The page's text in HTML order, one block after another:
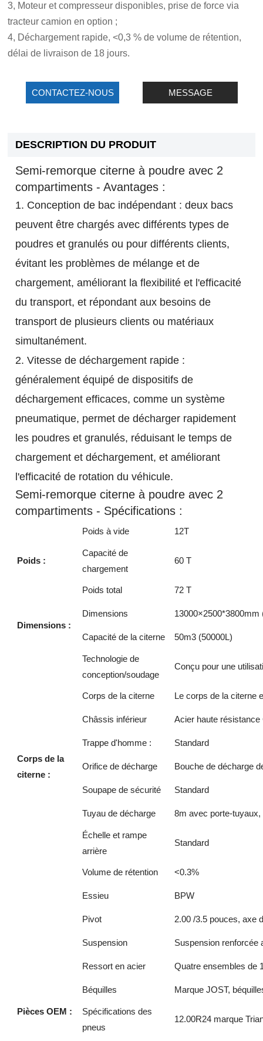
3, Moteur et compresseur disponibles, prise de force via
tracteur camion en option ;
4, Déchargement rapide, <0,3 % de volume de rétention,
délai de livraison de 18 jours.
CONTACTEZ-NOUS MESSAGE
DESCRIPTION DU PRODUIT
Semi-remorque citerne à poudre avec 2
compartiments - Avantages :
1. Conception de bac indépendant : deux bacs
peuvent être chargés avec différents types de
poudres et granulés ou pour différents clients,
évitant les problèmes de mélange et de
chargement, améliorant la flexibilité et l'efficacité
du transport, et répondant aux besoins de
transport de plusieurs clients ou matériaux
simultanément.
2. Vitesse de déchargement rapide :
généralement équipé de dispositifs de
déchargement efficaces, comme un système
pneumatique, permet de décharger rapidement
les poudres et granulés, réduisant le temps de
chargement et déchargement, et améliorant
l'efficacité de rotation du véhicule.
Semi-remorque citerne à poudre avec 2
compartiments - Spécifications :
Poids :
Poids à vide 12T
Capacité de
chargement
60 T
Poids total 72 T
Dimensions :
Dimensions 13000×2500*3800mm
Capacité de la citerne 50m3 (50000L)
Corps de la
citerne :
Technologie de
conception/soudage
Conçu pour une
Corps de la citerne Le corps de la citerne
Châssis inférieur Acier haute résistance
Trappe d'homme : Standard
Orifice de décharge Bouche de décharge
Soupape de sécurité Standard
Tuyau de décharge 8m avec porte-
Échelle et rampe
arrière
Standard
Volume de rétention <0.3%
Pièces OEM :
Essieu BPW
Pivot 2.00 /3.5 pouces, axe
Suspension Suspension renforcée
Ressort en acier Quatre ensembles de
Béquilles Marque JOST,
Spécifications des
pneus
12.00R24 marque